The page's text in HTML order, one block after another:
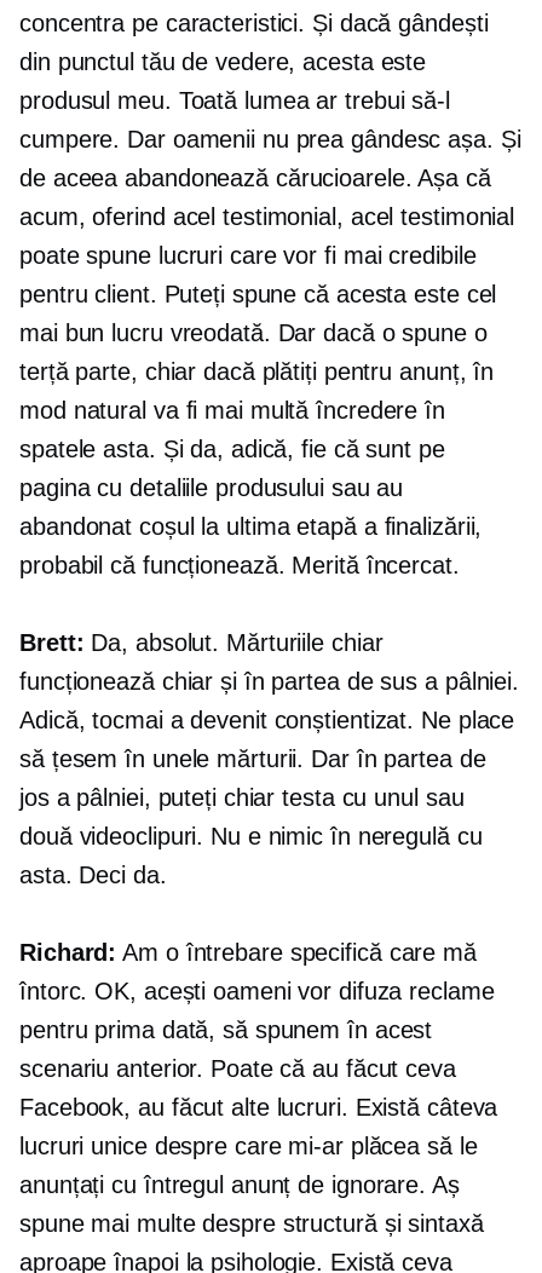
concentra pe caracteristici. Și dacă gândești
din punctul tău de vedere, acesta este
produsul meu. Toată lumea ar trebui să-l
cumpere. Dar oamenii nu prea gândesc așa. Și
de aceea abandonează cărucioarele. Așa că
acum, oferind acel testimonial, acel testimonial
poate spune lucruri care vor fi mai credibile
pentru client. Puteți spune că acesta este cel
mai bun lucru vreodată. Dar dacă o spune o
terță parte, chiar dacă plătiți pentru anunț, în
mod natural va fi mai multă încredere în
spatele asta. Și da, adică, fie că sunt pe
pagina cu detaliile produsului sau au
abandonat coșul la ultima etapă a finalizării,
probabil că funcționează. Merită încercat.
Brett: Da, absolut. Mărturiile chiar
funcționează chiar și în partea de sus a pâlniei.
Adică, tocmai a devenit conștientizat. Ne place
să țesem în unele mărturii. Dar în partea de
jos a pâlniei, puteți chiar testa cu unul sau
două videoclipuri. Nu e nimic în neregulă cu
asta. Deci da.
Richard: Am o întrebare specifică care mă
întorc. OK, acești oameni vor difuza reclame
pentru prima dată, să spunem în acest
scenariu anterior. Poate că au făcut ceva
Facebook, au făcut alte lucruri. Există câteva
lucruri unice despre care mi-ar plăcea să le
anunțați cu întregul anunț de ignorare. Aș
spune mai multe despre structură și sintaxă
aproape înapoi la psihologie. Există ceva